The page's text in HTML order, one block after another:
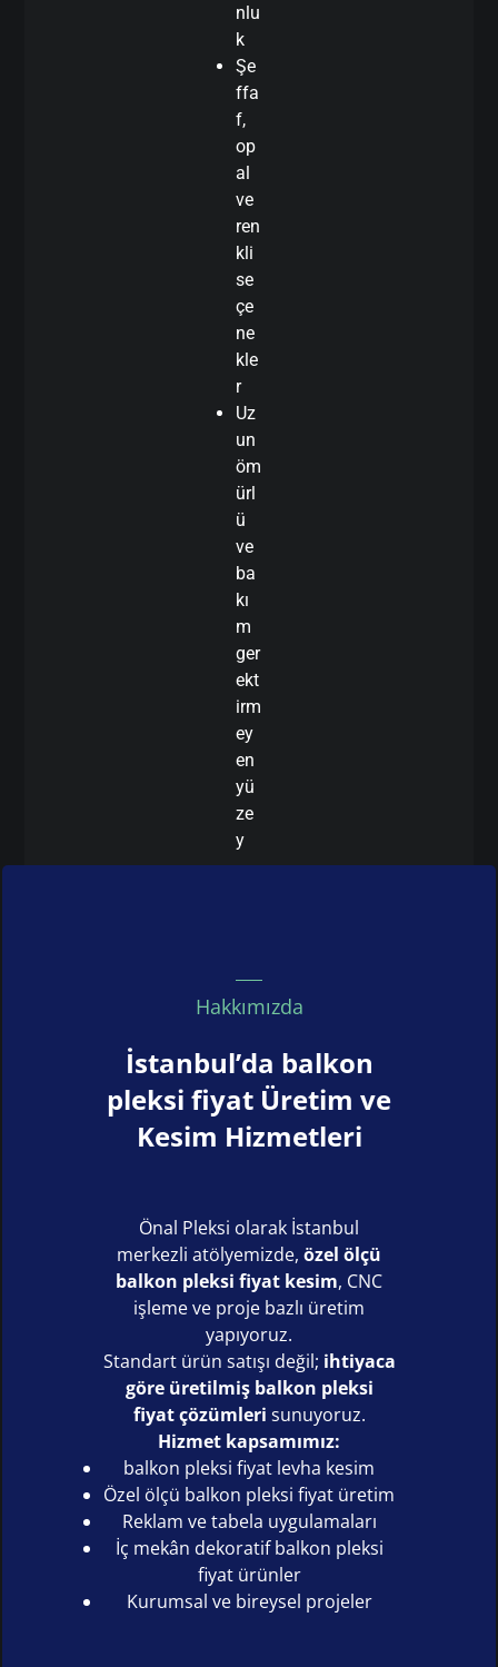
nlu
k
Şe
ffa
f,
op
al
ve
ren
kli
se
çe
ne
kle
r
Uz
un
öm
ürl
ü
ve
ba
kı
m
ger
ekt
irm
ey
en
yü
ze
y
Hakkımızda
İstanbul’da balkon
pleksi fiyat Üretim ve
Kesim Hizmetleri
Önal Pleksi olarak İstanbul
merkezli atölyemizde, özel ölçü
balkon pleksi fiyat kesim, CNC
işleme ve proje bazlı üretim
yapıyoruz.
Standart ürün satışı değil; ihtiyaca
göre üretilmiş balkon pleksi
fiyat çözümleri sunuyoruz.
Hizmet kapsamımız:
balkon pleksi fiyat levha kesim
Özel ölçü balkon pleksi fiyat üretim
Reklam ve tabela uygulamaları
İç mekân dekoratif balkon pleksi
fiyat ürünler
Kurumsal ve bireysel projeler